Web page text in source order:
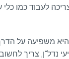
לעבוד כמו
משפיעה על
נדל"ן, צריך